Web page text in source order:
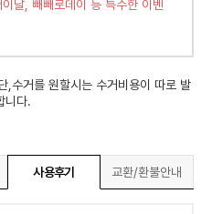
날, 빼빼로데이 등 특수한 이벤
,수거를 원할시는 수거비용이 따로 발
니다.
사용후기 교환/환불안내